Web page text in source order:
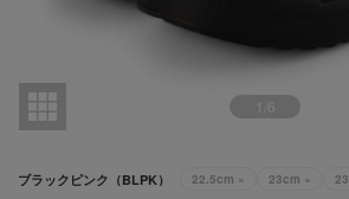
1 6
ブラックピンク（BLPK） 22.5cm × 23cm ×